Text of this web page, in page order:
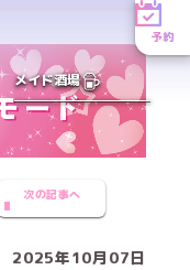
予約
メイド酒場
次の記事へ
2025年10月07日